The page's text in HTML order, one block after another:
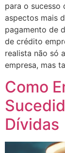
para o sucesso
aspectos mais
pagamento de
de crédito
realista não só
empresa, mas
Como
Dívidas